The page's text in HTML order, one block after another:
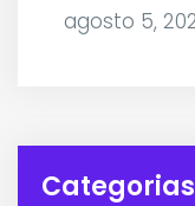
agosto 5,
Categorias